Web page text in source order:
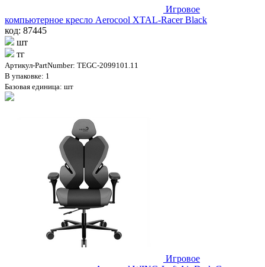
Игровое
компьютерное кресло Aerocool XTAL-Racer Black
код: 87445
шт
тг
Артикул-PartNumber: TEGC-2099101.11
В упаковке: 1
Базовая единица: шт
Игровое